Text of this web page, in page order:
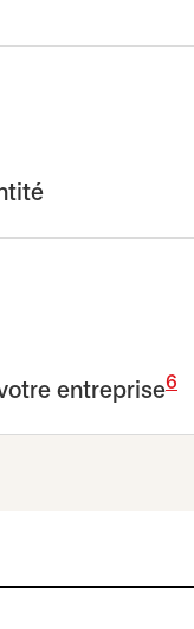
entreprise6